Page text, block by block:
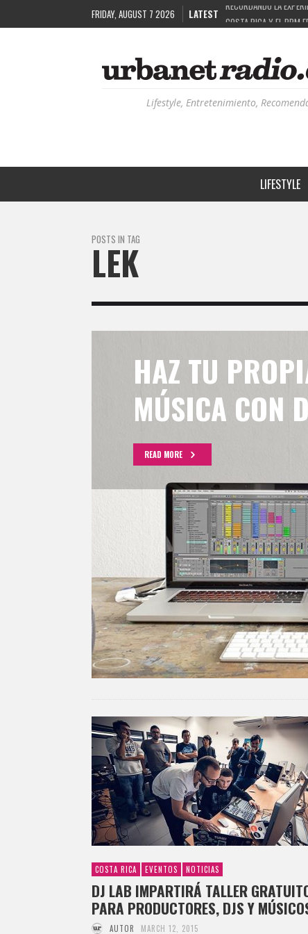
FRIDAY, AUGUST 7 2026 LATEST COSTA RICA Y EL BPM
RUTAS NATURBANAS:
RECORDANDO LA
Lifestyle, Entretenimiento,
LIFESTYLE
POSTS IN TAG
LEK
HAZ TU
MÚSICA CON
READ MORE
COSTA RICA EVENTOS NOTICIAS
DJ LAB IMPARTIRÁ TALLER
PARA PRODUCTORES, DJS Y
AUTOR MARCH 12, 2015